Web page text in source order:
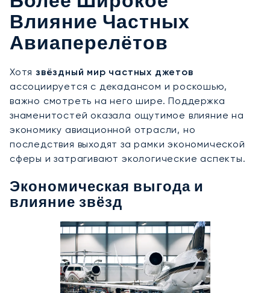
Влияние Частных
Авиаперелётов
Хотя звёздный мир частных джетов
ассоциируется с декадансом и роскошью,
важно смотреть на него шире. Поддержка
знаменитостей оказала ощутимое влияние на
экономику авиационной отрасли, но
последствия выходят за рамки экономической
сферы и затрагивают экологические аспекты.
Экономическая выгода и
влияние звёзд